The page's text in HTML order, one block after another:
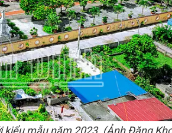
kiểu mẫu năm 2023. (Ảnh Đăng